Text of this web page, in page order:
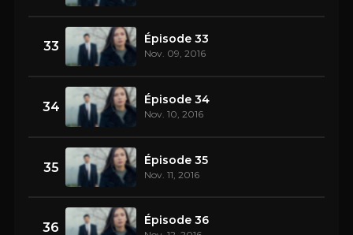
33 Épisode 33
Nov. 09, 2016
34 Épisode 34
Nov. 10, 2016
35 Épisode 35
Nov. 11, 2016
36 Épisode 36